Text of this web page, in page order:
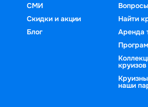
СМИ
Скидки и акции
Блог
Найти
Аренда
круизов
наши